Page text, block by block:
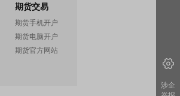
期货交易
期货手机开户
期货电脑开户
期货官方网站
涉企